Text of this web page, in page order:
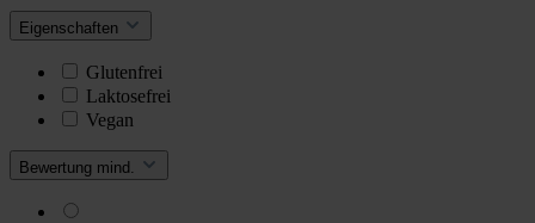
Eigenschaften
Glutenfrei
Laktosefrei
Vegan
Bewertung mind.